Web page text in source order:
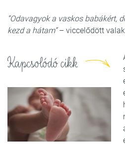
“Odavagyok a vaskos babákért,
kezd a hátam”– viccelődött
Kapcsolódó cikk